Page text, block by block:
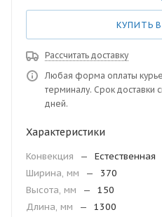
КУПИТЬ
Рассчитать доставку
Любая форма оплаты
терминалу. Срок доставки
дней.
Характеристики
Конвекция —
Естественная
Ширина, мм
—
370
Высота, мм
—
150
Длина, мм
—
1300